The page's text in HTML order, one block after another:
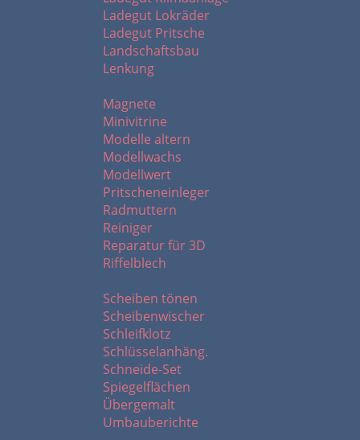
Ladegut Lokräder
Ladegut Pritsche
Landschaftsbau
Lenkung
Magnete
Minivitrine
Modelle altern
Modellwachs
Modellwert
Pritscheneinleger
Radmuttern
Reiniger
Reparatur für 3D
Riffelblech
Scheiben tönen
Scheibenwischer
Schleifklotz
Schlüsselanhäng.
Schneide-Set
Spiegelflächen
Übergemalt
Umbauberichte